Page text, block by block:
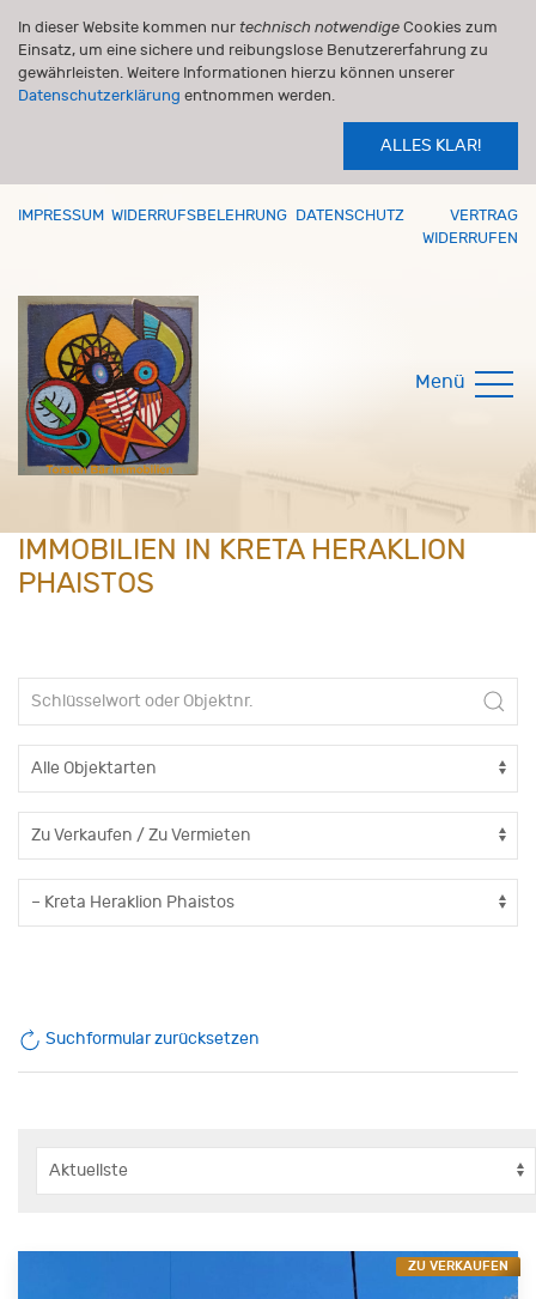
In dieser Website kommen nur technisch notwendige Cookies zum
Einsatz, um eine sichere und reibungslose Benutzererfahrung zu
gewährleisten. Weitere Informationen hierzu können unserer
Datenschutzerklärung entnommen werden.
ALLES KLAR!
IMPRESSUM WIDERRUFSBELEHRUNG DATENSCHUTZ
VERTRAG
WIDERRUFEN
Menü
IMMOBILIEN IN KRETA HERAKLION
PHAISTOS
Suchformular zurücksetzen
ZU VERKAUFEN